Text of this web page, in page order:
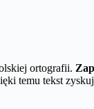
ortografii.
temu tekst